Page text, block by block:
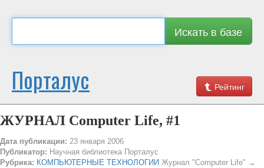
Искать в базе
Рейтинг
Порталус
ЖУРНАЛ Computer Life, #1
Дата публикации: 23 января 2006
Публикатор: Научная библиотека Порталус
Рубрика: КОМПЬЮТЕРНЫЕ ТЕХНОЛОГИИ Журнал "Computer Life" →